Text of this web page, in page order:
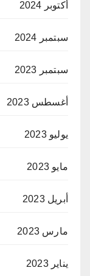
أكتوبر 2024
سبتمبر 2024
سبتمبر 2023
أغسطس 2023
يوليو 2023
مايو 2023
أبريل 2023
مارس 2023
يناير 2023